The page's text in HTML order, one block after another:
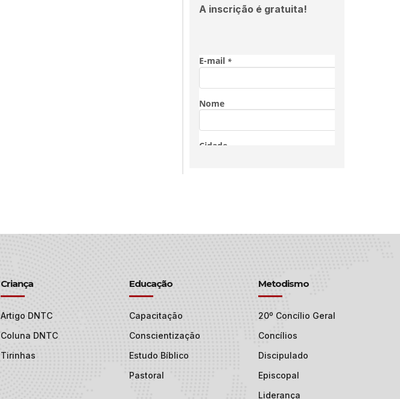
A inscrição é gratuita!
Criança
Artigo DNTC
Coluna DNTC
Tirinhas
Educação
Capacitação
Conscientização
Estudo Bíblico
Pastoral
Metodismo
20º Concílio Geral
Concílios
Discipulado
Episcopal
Liderança